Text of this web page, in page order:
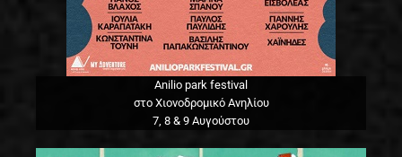
Anilio park festival
στο Χιονοδρομικό Ανηλίου
7, 8 & 9 Αυγούστου